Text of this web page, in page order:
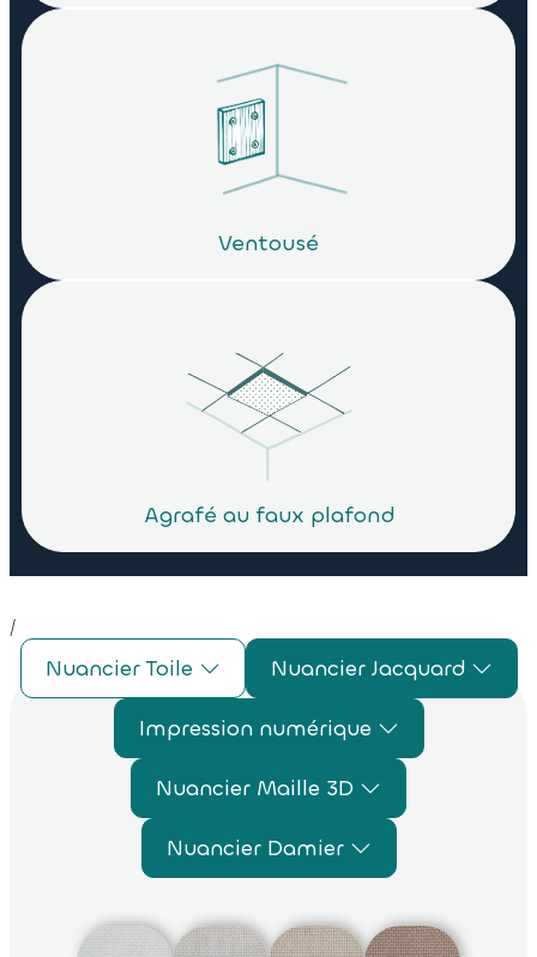
Ventousé
Agrafé au faux plafond
/
Nuancier Toile Nuancier Jacquard
Impression numérique
Nuancier Maille 3D
Nuancier Damier